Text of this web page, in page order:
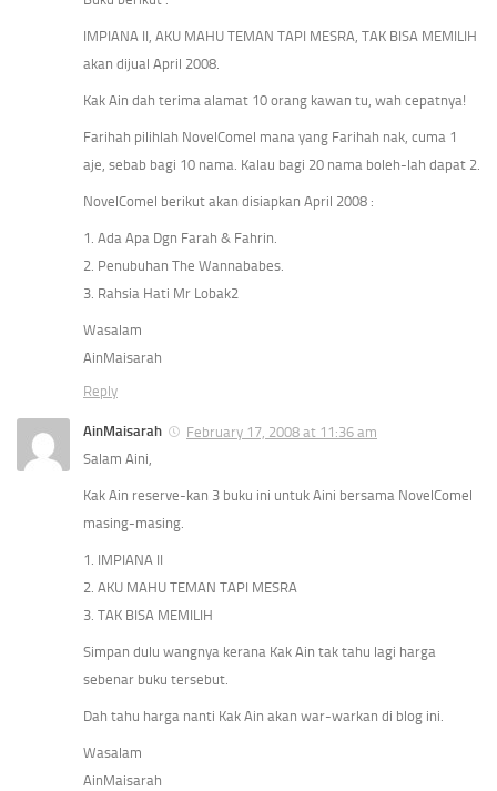
IMPIANA II, AKU MAHU TEMAN TAPI MESRA, TAK BISA MEMILIH
akan dijual April 2008.
Kak Ain dah terima alamat 10 orang kawan tu, wah cepatnya!
Farihah pilihlah NovelComel mana yang Farihah nak, cuma 1
aje, sebab bagi 10 nama. Kalau bagi 20 nama boleh-lah dapat 2.
NovelComel berikut akan disiapkan April 2008 :
1. Ada Apa Dgn Farah & Fahrin.
2. Penubuhan The Wannababes.
3. Rahsia Hati Mr Lobak2
Wasalam
AinMaisarah
Reply
AinMaisarah
February 17, 2008 at 11:36 am
Salam Aini,
Kak Ain reserve-kan 3 buku ini untuk Aini bersama NovelComel
masing-masing.
1. IMPIANA II
2. AKU MAHU TEMAN TAPI MESRA
3. TAK BISA MEMILIH
Simpan dulu wangnya kerana Kak Ain tak tahu lagi harga
sebenar buku tersebut.
Dah tahu harga nanti Kak Ain akan war-warkan di blog ini.
Wasalam
AinMaisarah